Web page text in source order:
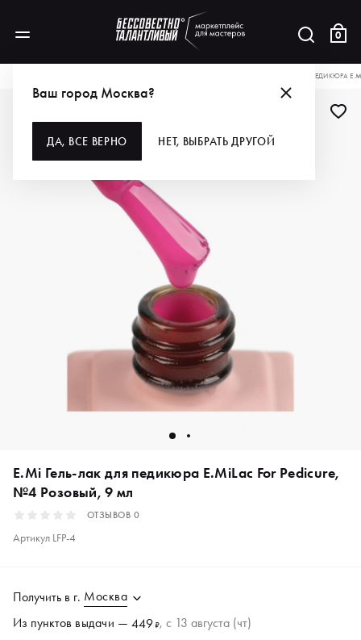
0
Ваш город Москва?
ДА, ВСЕ ВЕРНО НЕТ, ВЫБРАТЬ ДРУГОЙ
E.MI ГЕЛЬ-ЛАК ДЛЯ ПЕДИКЮРА
E.Mi Гель-лак для педикюра E.MiLac For Pedicure,
№4 Розовый, 9 мл
ОТЗЫВОВ 0
Артикул LFP-4
Получить в г. Москва
Из пунктов выдачи — 449₽, c 13 августа (чт)